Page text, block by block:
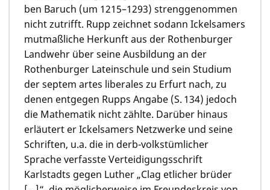
ben Baruch (um 1215–1293) strenggenommen
nicht zutrifft. Rupp zeichnet sodann Ickelsamers
mutmaßliche Herkunft aus der Rothenburger
Landwehr über seine Ausbildung an der
Rothenburger Lateinschule und sein Studium
der septem artes liberales zu Erfurt nach, zu
denen entgegen Rupps Angabe (S. 134) jedoch
die Mathematik nicht zählte. Darüber hinaus
erläutert er Ickelsamers Netzwerke und seine
Schriften, u.a. die in derb-volkstümlicher
Sprache verfasste Verteidigungsschrift
Karlstadts gegen Luther „Clag etlicher brüder